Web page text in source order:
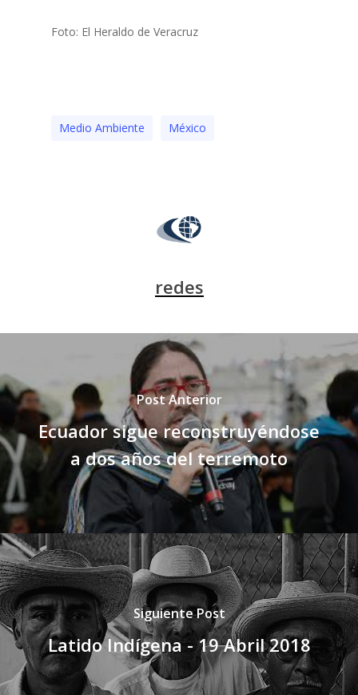
Foto: El Heraldo de Veracruz
Medio Ambiente México
redes
Post Anterior
Ecuador sigue reconstruyéndose
a dos años del terremoto
Siguiente Post
Latido Indígena - 19 Abril 2018